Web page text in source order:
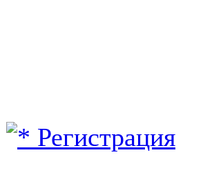
Регистрация